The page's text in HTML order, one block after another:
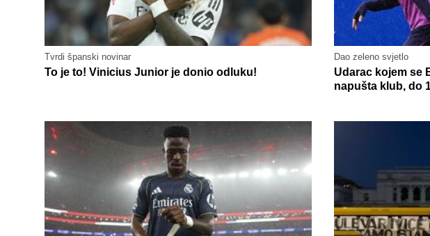
Tvrdi španski novinar
To je to! Vinicius Junior je donio odluku!
Dao zeleno svjetlo
Udarac kojem se
napušta klub, do